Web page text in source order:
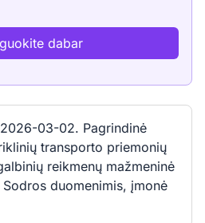
dabar
03-02. Pagrindinė
transporto priemonių
reikmenų mažmeninė
duomenimis, įmonė